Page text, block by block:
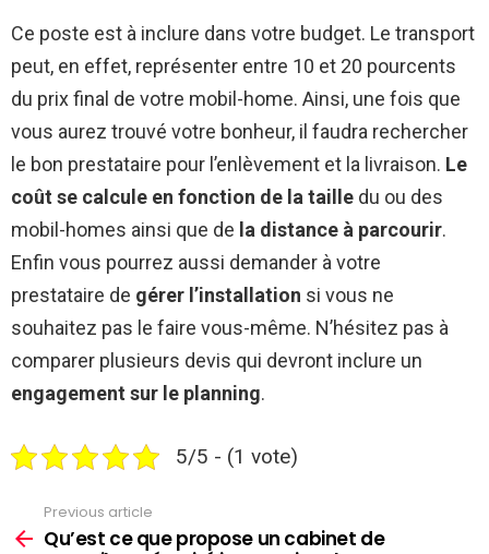
Ce poste est à inclure dans votre budget. Le transport
peut, en effet, représenter entre 10 et 20 pourcents
du prix final de votre mobil-home. Ainsi, une fois que
vous aurez trouvé votre bonheur, il faudra rechercher
le bon prestataire pour l’enlèvement et la livraison. Le
coût se calcule en fonction de la taille du ou des
mobil-homes ainsi que de la distance à parcourir.
Enfin vous pourrez aussi demander à votre
prestataire de gérer l’installation si vous ne
souhaitez pas le faire vous-même. N’hésitez pas à
comparer plusieurs devis qui devront inclure un
engagement sur le planning.
5/5 - (1 vote)
more
Previous article
Qu’est ce que propose un cabinet de